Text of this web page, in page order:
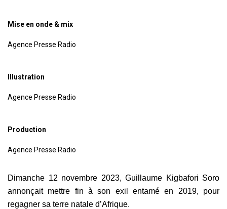
Mise en onde & mix
Agence Presse Radio
Illustration
Agence Presse Radio
Production
Agence Presse Radio
Dimanche 12 novembre 2023, Guillaume Kigbafori Soro
annonçait mettre fin à son exil entamé en 2019, pour
regagner sa terre natale d’Afrique.